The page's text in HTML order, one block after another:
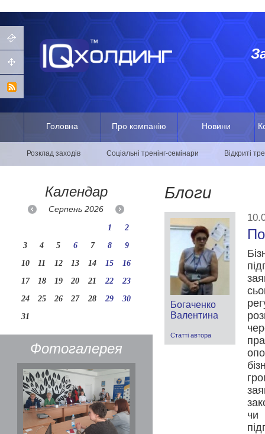
Головна Про компанію Новини
Розклад заходів Соціальні тренінг-семінари Відкриті
Календар
Серпень2026
1
2
3
4 5 6 7 8
9
10
11 12 13 14 15
16
17
18 19 20 21 22
23
24
25 26 27 28 29
30
31
Фотогалерея
Блоги
Богаченко
Валентина
Статті автора
чи